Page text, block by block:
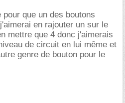
que un des boutons
en rajouter un sur le
mettre que 4 donc j'aimerais
de circuit en lui même et
genre de bouton pour le